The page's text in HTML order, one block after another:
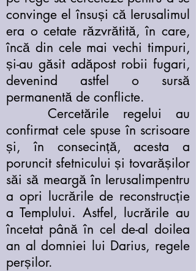
convinge el însuși că Ierusalimul
era o cetate răzvrătită, în care,
încă din cele mai vechi timpuri,
și-au găsit adăpost robii fugari,
devenind astfel o sursă
permanentă de conflicte.
Cercetările regelui au
confirmat cele spuse în scrisoare
și, în consecință, acesta a
poruncit sfetnicului și tovarășilor
săi să meargă în Ierusalimpentru
a opri lucrările de reconstrucție
a Templului. Astfel, lucrările au
încetat până în cel de-al doilea
an al domniei lui Darius, regele
perșilor.